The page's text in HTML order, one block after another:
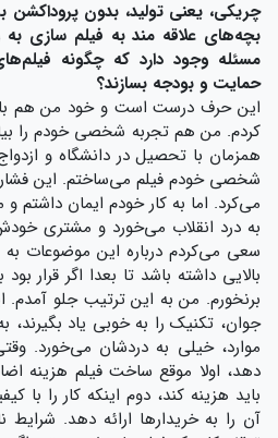
چریکی، یعنی تولید، بدون پروداکشن
بچه‌های علاقه مند به فیلم سازی به
مسئله وجود دارد که چگونه
حمایت و بودجه بسازند؟
این حرف درست است و خود من هم
کردم. من هم تجربه شخصی خودم را
همزمان با تحصیل در دانشگاه و
شخصی خودم فیلم می‌ساختم. این
می‌کرد. اما به کار خودم ایمان داشتم
به درد انقلاب می‌خورد و مشتری
سعی می‌کردم درباره این موضوعات
بالایی داشته باشد تا بعدا اگر قرار
برنخورم. من به این ترتیب جلو آمدم.
جوان، تکنیک را به خوبی یاد
موارد، خیلی به دردشان می‌خورد.
دهد، اولا موقع ساخت فیلم هزینه
باید هزینه کند، دوم اینکه کار را با
آن را به خریدارها ارائه دهد. شرایط